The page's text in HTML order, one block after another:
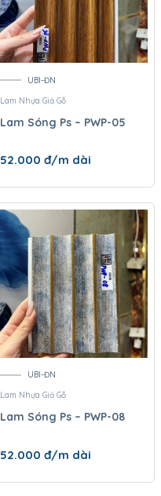
UBI-ĐN
Lam Nhựa Giả Gỗ
Lam Sóng Ps – PWP-05
52.000 đ/m dài
UBI-ĐN
Lam Nhựa Giả Gỗ
Lam Sóng Ps – PWP-08
52.000 đ/m dài